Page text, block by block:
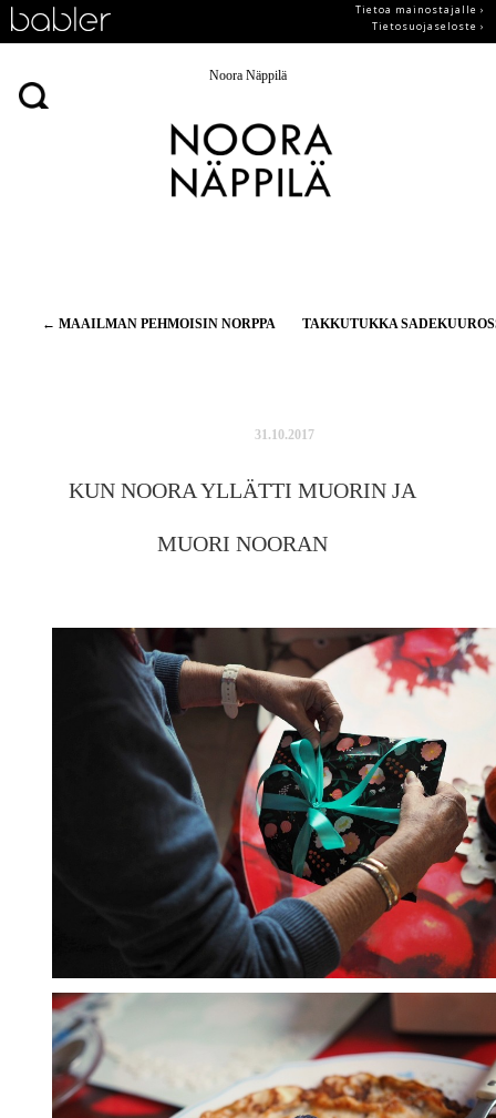
Tietoa mainostajalle ›
Tietosuojaseloste ›
Noora Näppilä
Artikkelien
← MAAILMAN PEHMOISIN NORPPA TAKKUTUKKA
31.10.2017
KUN NOORA YLLÄTTI MUORIN JA
MUORI NOORAN